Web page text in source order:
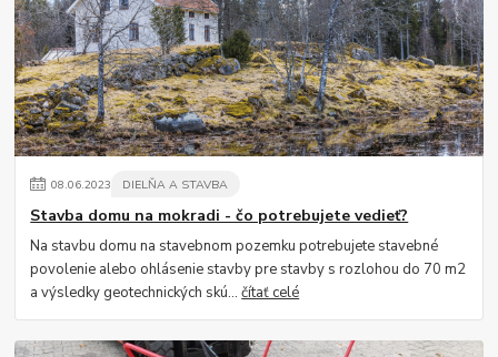
08.06.2023 DIELŇA A STAVBA
Stavba domu na mokradi - čo potrebujete vedieť?
Na stavbu domu na stavebnom pozemku potrebujete stavebné
povolenie alebo ohlásenie stavby pre stavby s rozlohou do 70 m2
a výsledky geotechnických skú...čítať celé